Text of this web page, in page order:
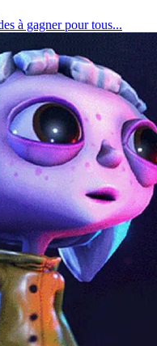
à gagner pour tous...